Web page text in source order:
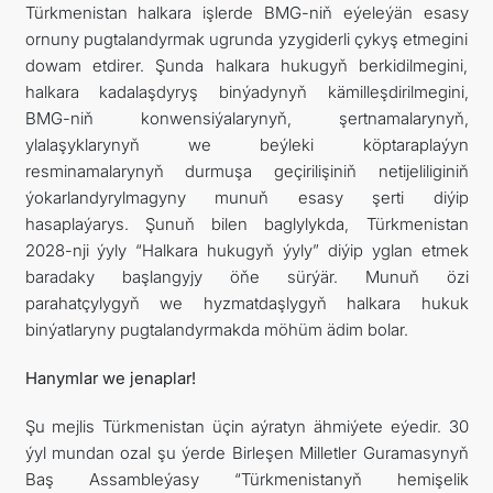
Türkmenistan halkara işlerde BMG-niň eýeleýän esasy
ornuny pugtalandyrmak ugrunda yzygiderli çykyş etmegini
dowam etdirer. Şunda halkara hukugyň berkidilmegini,
halkara kadalaşdyryş binýadynyň kämilleşdirilmegini,
BMG-niň konwensiýalarynyň, şertnamalarynyň,
ylalaşyklarynyň we beýleki köptaraplaýyn
resminamalarynyň durmuşa geçirilişiniň netijeliliginiň
ýokarlandyrylmagyny munuň esasy şerti diýip
hasaplaýarys. Şunuň bilen baglylykda, Türkmenistan
2028-nji ýyly “Halkara hukugyň ýyly” diýip yglan etmek
baradaky başlangyjy öňe sürýär. Munuň özi
parahatçylygyň we hyzmatdaşlygyň halkara hukuk
binýatlaryny pugtalandyrmakda möhüm ädim bolar.
Hanymlar we jenaplar!
Şu mejlis Türkmenistan üçin aýratyn ähmiýete eýedir. 30
ýyl mundan ozal şu ýerde Birleşen Milletler Guramasynyň
Baş Assambleýasy “Türkmenistanyň hemişelik